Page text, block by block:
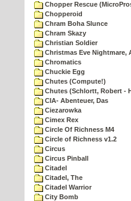
Chopper Rescue
Chopperoid
Chram Boha Slunce
Chram Skazy
Christian Soldier
Christmas Eve Nightmare,
Chromatics
Chuckie Egg
Chutes (Compute!)
Chutes (Schlortt, Robert -
CIA- Abenteuer, Das
Ciezarowka
Cimex Rex
Circle Of Richness M4
Circle of Richness v1.2
Circus
Circus Pinball
Citadel
Citadel, The
Citadel Warrior
City Bomb